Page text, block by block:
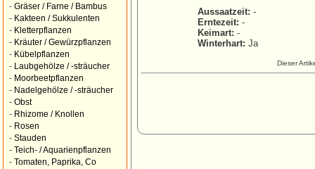
- Gräser / Farne / Bambus
- Kakteen / Sukkulenten
- Kletterpflanzen
- Kräuter / Gewürzpflanzen
- Kübelpflanzen
-
Laubgehölze / -sträucher
- Moorbeetpflanzen
- Nadelgehölze / -sträucher
- Obst
- Rhizome / Knollen
- Rosen
- Stauden
- Teich- / Aquarienpflanzen
- Tomaten, Paprika, Co
Aussaatzeit: -
Erntezeit: -
Keimart: -
Winterhart: Ja
Dieser